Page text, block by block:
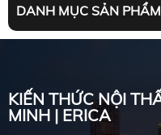
DANH MỤC SẢN PHẨM
KIẾN THỨC NỘI
MINH | ERICA